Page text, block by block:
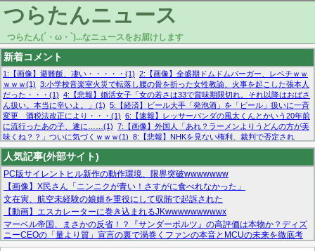
つらたんニュース
つらたん(´・ω・`)...なニュースをお届けします
新着コメント
1:【画像】避難飯、凄い・・・・・(1) 2:【画像】全盛期ドムドムバーガー、レベチｗｗ
ｗｗｗ(1) 3:小学校音楽室火災で転落し腰の骨を折った女性教諭、火事を起こした張本人
だった・・・(1) 4:【悲報】婚活女子「女の若さは33で賞味期限切れ。それ以降はおばさ
ん扱い。本当に辛いよ。」(1) 5:【経済】ビール大手「発泡酒」を「ビール」扱いに一斉
変更 酒税法改正により・・・(1) 6:【速報】レッサーパンダの風太くんとかいう20年前
に流行ったあの子、遂に……(1) 7:【画像】外国人「あれ？ラーメンよりうどんの方が美
味くね？？」ついに気づくｗｗｗ(1) 8:【悲報】NHKを見ない権利、裁判で否定され
る・・・(1) 9:欧州委員長「原発縮小は間違いでした」(1) 10:【悲報】日本企業の人手不
足、限界突破 52%「正社員も足りてません…」(1)
人気記事(外部サイト)
PC版サイレントヒル新作の動作環境、限界突破wwwwwww
【画像】X民さん「ニンニクが青い！さすがに食べれなかった」
文在寅、航空未経験の娘婿を重役にして収賄で起訴された
【動画】エスカレーターに巻き込まれるJKwwwwwwwwwx
マーベル帝国、まさかの反省！？『サンダーボルツ』の高評価は本物か？ディズ
ニーCEOの「量より質」宣言の裏で渦巻くファンの本音とMCUの未来を徹底考
察！